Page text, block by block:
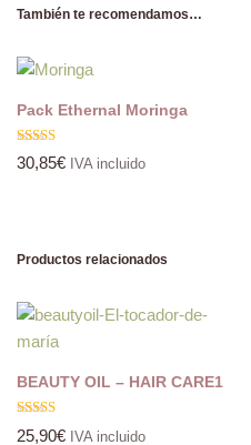
También te recomendamos…
Pack Ethernal Moringa
Valorado
con
30,85€ IVA incluido
Productos relacionados
BEAUTY OIL – HAIR CARE1
Valorado
25,90€ IVA incluido